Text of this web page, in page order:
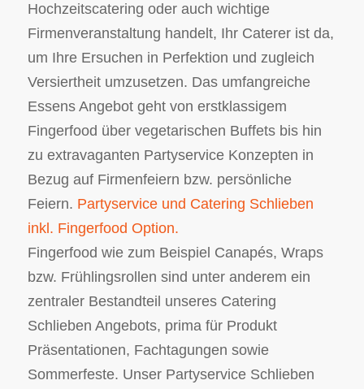
Hochzeitscatering oder auch wichtige
Firmenveranstaltung handelt, Ihr Caterer ist da,
um Ihre Ersuchen in Perfektion und zugleich
Versiertheit umzusetzen. Das umfangreiche
Essens Angebot geht von erstklassigem
Fingerfood über vegetarischen Buffets bis hin
zu extravaganten Partyservice Konzepten in
Bezug auf Firmenfeiern bzw. persönliche
Feiern. Partyservice und Catering Schlieben
inkl. Fingerfood Option.
Fingerfood wie zum Beispiel Canapés, Wraps
bzw. Frühlingsrollen sind unter anderem ein
zentraler Bestandteil unseres Catering
Schlieben Angebots, prima für Produkt
Präsentationen, Fachtagungen sowie
Sommerfeste. Unser Partyservice Schlieben